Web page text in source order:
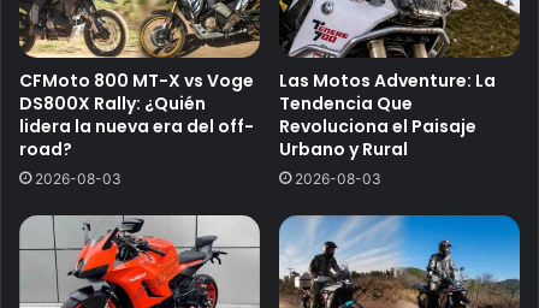
CFMoto 800 MT-X vs Voge
DS800X Rally: ¿Quién
lidera la nueva era del off-
road?
2026-08-03
Las Motos Adventure: La
Tendencia Que
Revoluciona el Paisaje
Urbano y Rural
2026-08-03